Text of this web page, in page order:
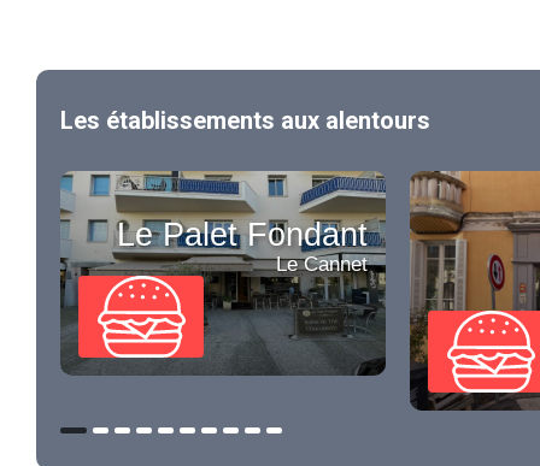
Les établissements aux alentours
Le Palet Fondant
Le Cannet